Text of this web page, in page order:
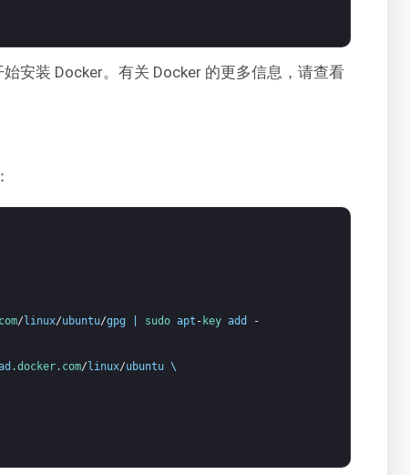
安装 Docker。有关 Docker 的更多信息，请查看
/linux/ubuntu/gpg sudo apt - key add -
.docker.com/ linux/ubuntu \